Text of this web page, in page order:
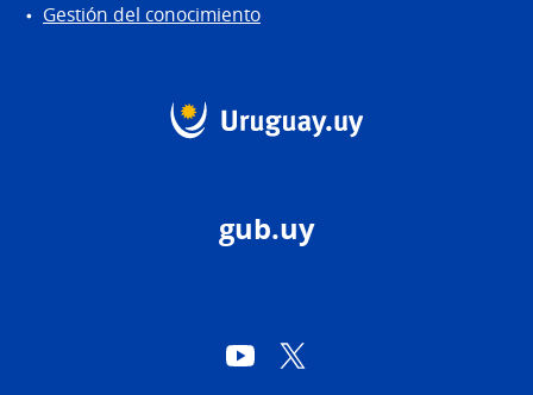
Gestión del conocimiento
gub.uy
YouTube